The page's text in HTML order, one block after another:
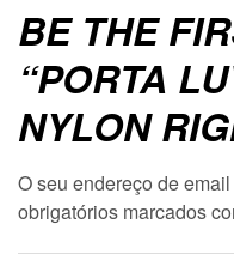
BE THE
“PORTA
NYLON
O seu endereço de
obrigatórios marcados